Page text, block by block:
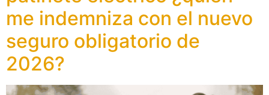
me indemniza con el nuevo
seguro obligatorio de
2026?